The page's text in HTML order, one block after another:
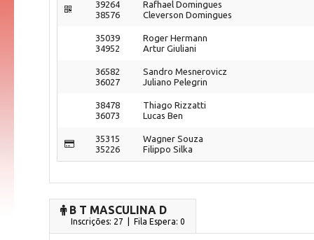
39264
38576
Rafhael Domingues
Cleverson Domingues
35039
34952
Roger Hermann
Artur Giuliani
36582
36027
Sandro Mesnerovicz
Juliano Pelegrin
38478
36073
Thiago Rizzatti
Lucas Ben
35315
35226
Wagner Souza
Filippo Silka
B T MASCULINA D
Inscrições: 27 | Fila Espera: 0